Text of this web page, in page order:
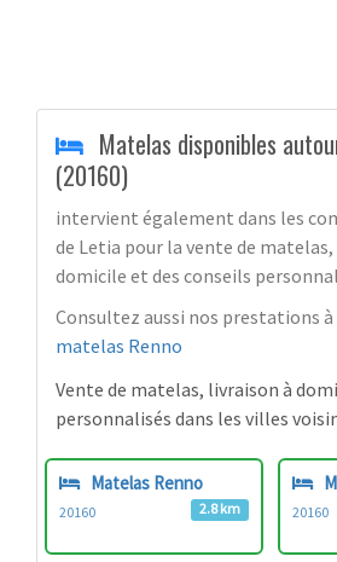
Matelas disponibles
(20160)
intervient également dans les
de Letia pour la vente de
domicile et des conseils
Consultez aussi nos prestations
matelas Renno
Vente de matelas, livraison à
personnalisés dans les villes
Matelas Renno
20160 2.8 km 20160